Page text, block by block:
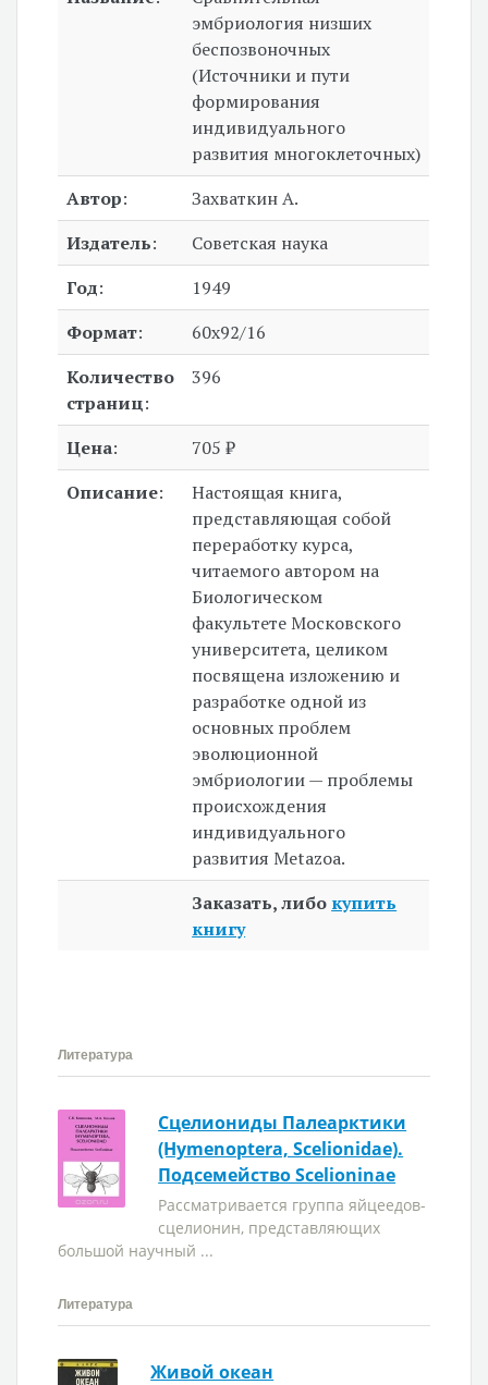
эмбриология низших
беспозвоночных
(Источники и пути
формирования
индивидуального
развития многоклеточных)
Автор:
Захваткин А.
Издатель:
Советская наука
Год:
1949
Формат:
60x92/16
Количество
страниц:
396
Цена:
705 ₽
Описание:
Настоящая книга,
представляющая собой
переработку курса,
читаемого автором на
Биологическом
факультете Московского
университета, целиком
посвящена изложению и
разработке одной из
основных проблем
эволюционной
эмбриологии — проблемы
происхождения
индивидуального
развития Metazoa.
Заказать, либо купить
книгу
Литература
Сцелиониды Палеарктики
(Hymenoptera, Scelionidae).
Подсемейство Scelioninae
Рассматривается группа яйцеедов-
сцелионин, представляющих
большой научный ...
Литература
Живой океан